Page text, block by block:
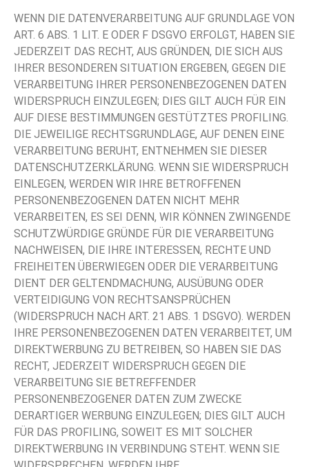
WENN DIE DATENVERARBEITUNG AUF GRUNDLAGE VON
ART. 6 ABS. 1 LIT. E ODER F DSGVO ERFOLGT, HABEN SIE
JEDERZEIT DAS RECHT, AUS GRÜNDEN, DIE SICH AUS
IHRER BESONDEREN SITUATION ERGEBEN, GEGEN DIE
VERARBEITUNG IHRER PERSONENBEZOGENEN DATEN
WIDERSPRUCH EINZULEGEN; DIES GILT AUCH FÜR EIN
AUF DIESE BESTIMMUNGEN GESTÜTZTES PROFILING.
DIE JEWEILIGE RECHTSGRUNDLAGE, AUF DENEN EINE
VERARBEITUNG BERUHT, ENTNEHMEN SIE DIESER
DATENSCHUTZERKLÄRUNG. WENN SIE WIDERSPRUCH
EINLEGEN, WERDEN WIR IHRE BETROFFENEN
PERSONENBEZOGENEN DATEN NICHT MEHR
VERARBEITEN, ES SEI DENN, WIR KÖNNEN ZWINGENDE
SCHUTZWÜRDIGE GRÜNDE FÜR DIE VERARBEITUNG
NACHWEISEN, DIE IHRE INTERESSEN, RECHTE UND
FREIHEITEN ÜBERWIEGEN ODER DIE VERARBEITUNG
DIENT DER GELTENDMACHUNG, AUSÜBUNG ODER
VERTEIDIGUNG VON RECHTSANSPRÜCHEN
(WIDERSPRUCH NACH ART. 21 ABS. 1 DSGVO). WERDEN
IHRE PERSONENBEZOGENEN DATEN VERARBEITET, UM
DIREKTWERBUNG ZU BETREIBEN, SO HABEN SIE DAS
RECHT, JEDERZEIT WIDERSPRUCH GEGEN DIE
VERARBEITUNG SIE BETREFFENDER
PERSONENBEZOGENER DATEN ZUM ZWECKE
DERARTIGER WERBUNG EINZULEGEN; DIES GILT AUCH
FÜR DAS PROFILING, SOWEIT ES MIT SOLCHER
DIREKTWERBUNG IN VERBINDUNG STEHT. WENN SIE